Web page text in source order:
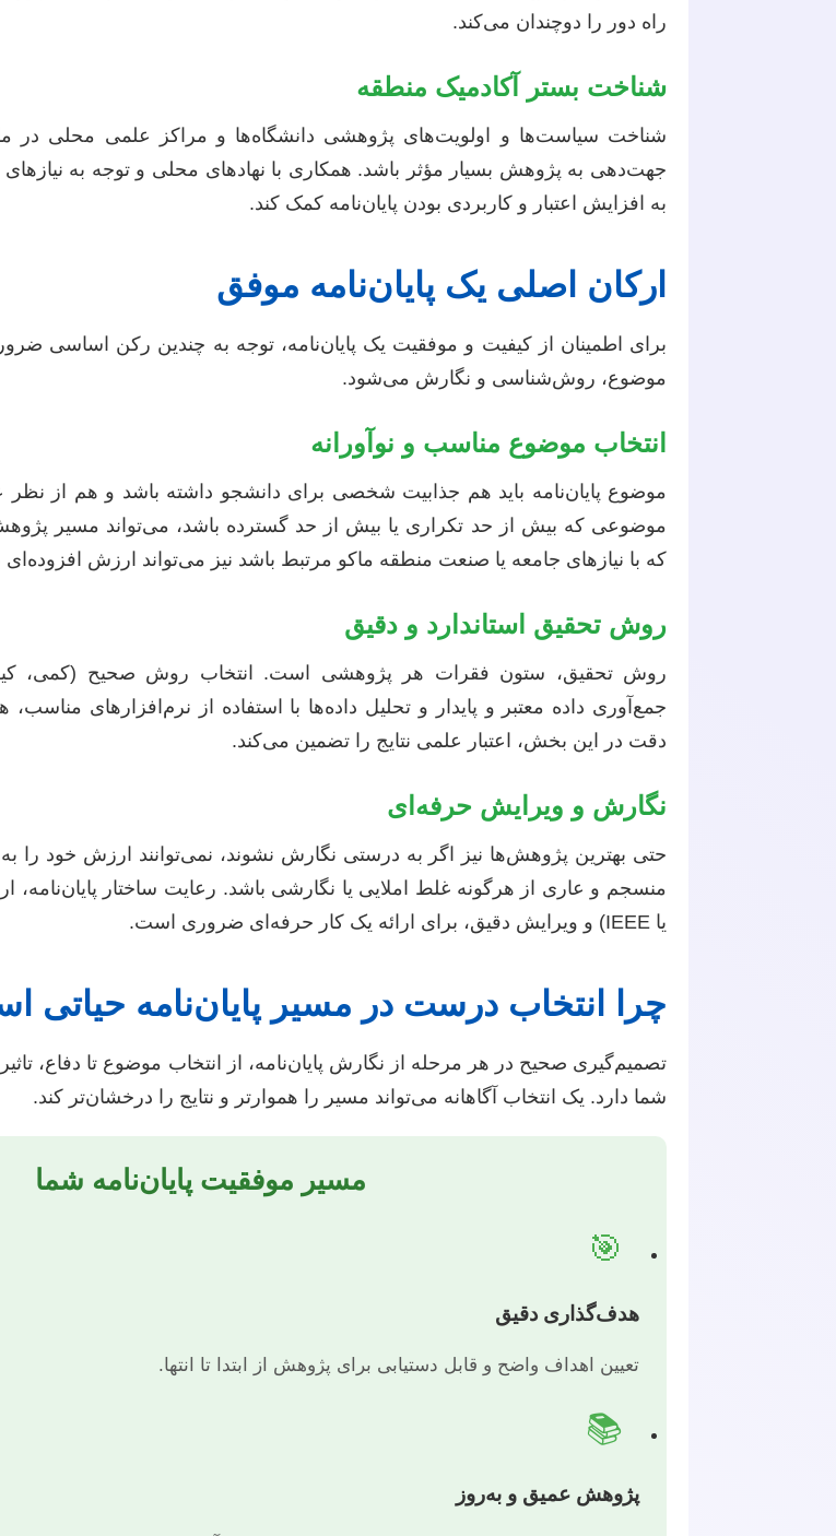
راه دور را دوچندان می‌کند.
شناخت بستر آکادمیک منطقه
شناخت سیاست‌ها و اولویت‌های پژوهشی دانشگاه‌ها و مراکز علمی محلی در
جهت‌دهی به پژوهش بسیار مؤثر باشد. همکاری با نهادهای محلی و توجه به
به افزایش اعتبار و کاربردی بودن پایان‌نامه کمک کند.
ارکان اصلی یک پایان‌نامه موفق
برای اطمینان از کیفیت و موفقیت یک پایان‌نامه، توجه به چندین رکن اساسی
موضوع، روش‌شناسی و نگارش می‌شود.
انتخاب موضوع مناسب و نوآورانه
موضوع پایان‌نامه باید هم جذابیت شخصی برای دانشجو داشته باشد و هم از نظر
موضوعی که بیش از حد تکراری یا بیش از حد گسترده باشد، می‌تواند مسیر
که با نیازهای جامعه یا صنعت منطقه ماکو مرتبط باشد نیز می‌تواند ارزش افزوده‌ای
روش تحقیق استاندارد و دقیق
روش تحقیق، ستون فقرات هر پژوهشی است. انتخاب روش صحیح (کمی، کیفی
جمع‌آوری داده معتبر و پایدار و تحلیل داده‌ها با استفاده از نرم‌افزارهای مناسب،
دقت در این بخش، اعتبار علمی نتایج را تضمین می‌کند.
نگارش و ویرایش حرفه‌ای
حتی بهترین پژوهش‌ها نیز اگر به درستی نگارش نشوند، نمی‌توانند ارزش خود را به
یا IEEE) و ویرایش دقیق، برای ارائه یک کار حرفه‌ای ضروری است.
چرا انتخاب درست در مسیر پایان‌نامه حیاتی
تصمیم‌گیری صحیح در هر مرحله از نگارش پایان‌نامه، از انتخاب موضوع تا دفاع،
شما دارد. یک انتخاب آگاهانه می‌تواند مسیر را هموارتر و نتایج را درخشان‌تر کند.
مسیر موفقیت پایان‌نامه شما
🎯
هدف‌گذاری دقیق
تعیین اهداف واضح و قابل دستیابی برای پژوهش از ابتدا تا انتها.
📚
پژوهش عمیق و به‌روز